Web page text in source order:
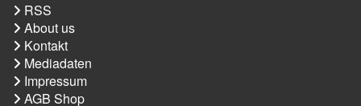
RSS
About us
Kontakt
Mediadaten
Impressum
AGB Shop